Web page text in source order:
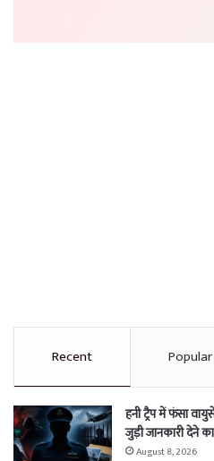
Recent Popular
हनी ट्रैप में फंसा
जुड़ी जानकारी देने
August 8, 2026